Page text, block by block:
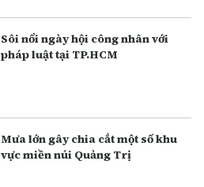
Sôi nổi ngày hội công nhân với
pháp luật tại TP.HCM
Mưa lớn gây chia cắt một số khu
vực miền núi Quảng Trị